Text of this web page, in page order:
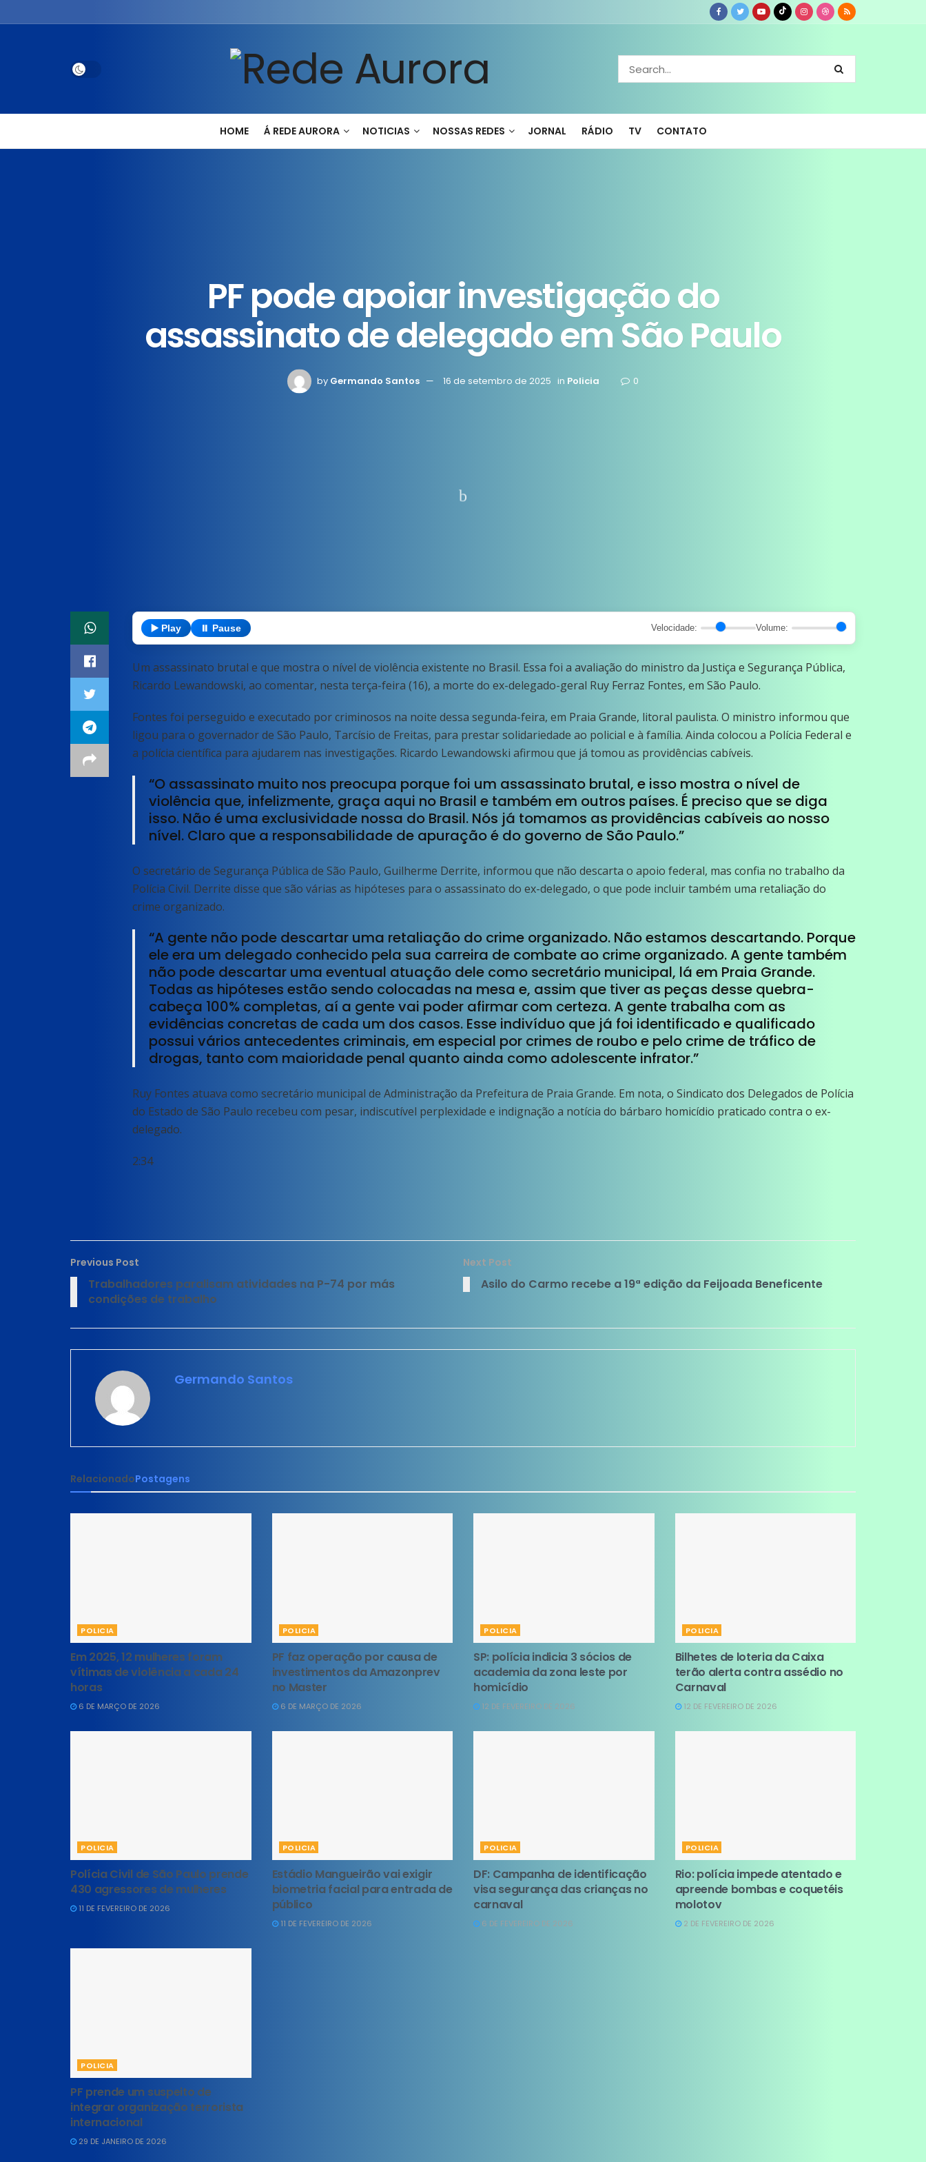
HOME Á REDE AURORA NOTICIAS NOSSAS REDES JORNAL RÁDIO TV CONTATO
PF pode apoiar investigação do
assassinato de delegado em São Paulo
by Germando Santos 16 de setembro de 2025 in Policia 0
▶️ Play ⏸️ Pause Velocidade: Volume:
Um assassinato brutal e que mostra o nível de violência existente no Brasil. Essa foi a avaliação do ministro da Justiça e Segurança Pública,
Ricardo Lewandowski, ao comentar, nesta terça-feira (16), a morte do ex-delegado-geral Ruy Ferraz Fontes, em São Paulo.
Fontes foi perseguido e executado por criminosos na noite dessa segunda-feira, em Praia Grande, litoral paulista. O ministro informou que
ligou para o governador de São Paulo, Tarcísio de Freitas, para prestar solidariedade ao policial e à família. Ainda colocou a Polícia Federal e
a polícia científica para ajudarem nas investigações. Ricardo Lewandowski afirmou que já tomou as providências cabíveis.
“O assassinato muito nos preocupa porque foi um assassinato brutal, e isso mostra o nível de
violência que, infelizmente, graça aqui no Brasil e também em outros países. É preciso que se diga
isso. Não é uma exclusividade nossa do Brasil. Nós já tomamos as providências cabíveis ao nosso
nível. Claro que a responsabilidade de apuração é do governo de São Paulo.”
O secretário de Segurança Pública de São Paulo, Guilherme Derrite, informou que não descarta o apoio federal, mas confia no trabalho da
Polícia Civil. Derrite disse que são várias as hipóteses para o assassinato do ex-delegado, o que pode incluir também uma retaliação do
crime organizado.
“A gente não pode descartar uma retaliação do crime organizado. Não estamos descartando. Porque
ele era um delegado conhecido pela sua carreira de combate ao crime organizado. A gente também
não pode descartar uma eventual atuação dele como secretário municipal, lá em Praia Grande.
Todas as hipóteses estão sendo colocadas na mesa e, assim que tiver as peças desse quebra-
cabeça 100% completas, aí a gente vai poder afirmar com certeza. A gente trabalha com as
evidências concretas de cada um dos casos. Esse indivíduo que já foi identificado e qualificado
possui vários antecedentes criminais, em especial por crimes de roubo e pelo crime de tráfico de
drogas, tanto com maioridade penal quanto ainda como adolescente infrator.”
Ruy Fontes atuava como secretário municipal de Administração da Prefeitura de Praia Grande. Em nota, o Sindicato dos Delegados de Polícia
do Estado de São Paulo recebeu com pesar, indiscutível perplexidade e indignação a notícia do bárbaro homicídio praticado contra o ex-
delegado.
2:34
Previous Post
Trabalhadores paralisam atividades na P-74 por más
condições de trabalho
Next Post
Asilo do Carmo recebe a 19ª edição da Feijoada Beneficente
Germando Santos
RelacionadoPostagens
POLICIA
Em 2025, 12 mulheres foram
vítimas de violência a cada 24
horas
6 DE MARÇO DE 2026
POLICIA
PF faz operação por causa de
investimentos da Amazonprev
no Master
6 DE MARÇO DE 2026
POLICIA
SP: polícia indicia 3 sócios de
academia da zona leste por
homicídio
12 DE FEVEREIRO DE 2026
POLICIA
Bilhetes de loteria da Caixa
terão alerta contra assédio no
Carnaval
12 DE FEVEREIRO DE 2026
POLICIA
Polícia Civil de São Paulo prende
430 agressores de mulheres
11 DE FEVEREIRO DE 2026
POLICIA
Estádio Mangueirão vai exigir
biometria facial para entrada de
público
11 DE FEVEREIRO DE 2026
POLICIA
DF: Campanha de identificação
visa segurança das crianças no
carnaval
6 DE FEVEREIRO DE 2026
POLICIA
Rio: polícia impede atentado e
apreende bombas e coquetéis
molotov
2 DE FEVEREIRO DE 2026
POLICIA
PF prende um suspeito de
integrar organização terrorista
internacional
29 DE JANEIRO DE 2026